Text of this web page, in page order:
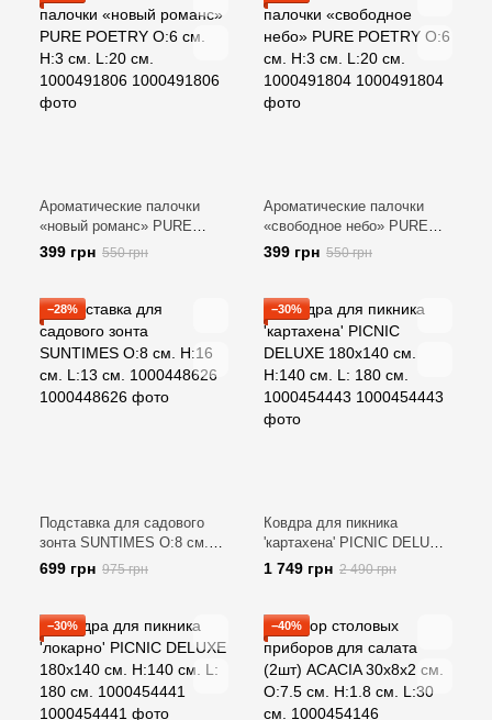
Ароматические палочки
«новый романс» PURE
POETRY O:6 см. H:3 см.
L:20 см. 1000491806
399 грн 550 грн
Ароматические палочки
«свободное небо» PURE
POETRY O:6 см. H:3 см.
L:20 см. 1000491804
399 грн 550 грн
−28%
Подставка для садового
зонта SUNTIMES O:8 см.
H:16 см. L:13 см.
1000448626
699 грн 975 грн
−30%
Ковдра для пикника
'картахена' PICNIC DELUXE
180х140 см. H:140 см. L:
180 см. 1000454443
1 749 грн 2 490 грн
−30% −40%